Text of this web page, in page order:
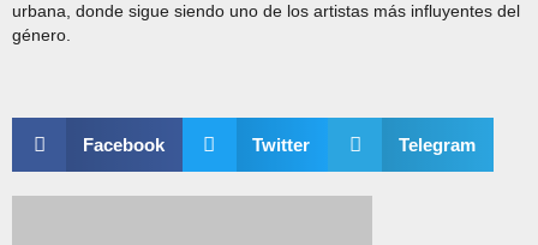
urbana, donde sigue siendo uno de los artistas más influyentes del
género.
Facebook Twitter Telegram